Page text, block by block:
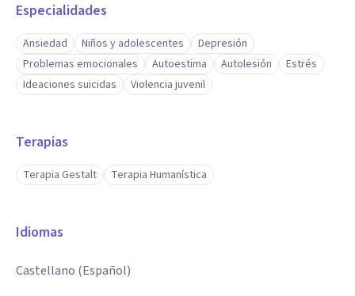
Especialidades
Ansiedad Niños y adolescentes
Depresión
Problemas emocionales
Autoestima Autolesión
Estrés
Ideaciones suicidas
Violencia juvenil
Terapias
Terapia Gestalt Terapia Humanística
Idiomas
Castellano (Español)